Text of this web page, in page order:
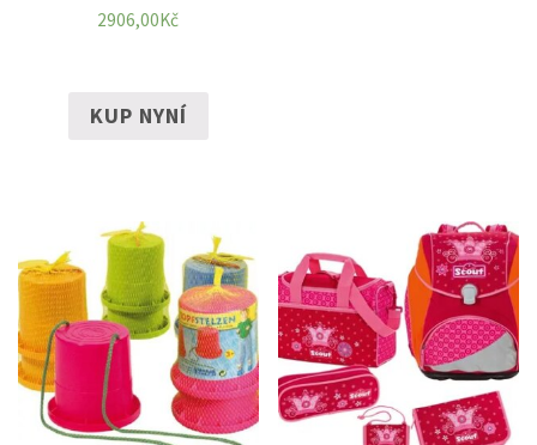
2906,00Kč
KUP NYNÍ